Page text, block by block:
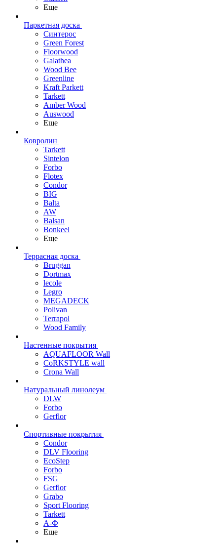
Еще
Паркетная доска
Синтерос
Green Forest
Floorwood
Galathea
Wood Bee
Greenline
Kraft Parkett
Tarkett
Amber Wood
Auswood
Еще
Ковролин
Tarkett
Sintelon
Forbo
Flotex
Condor
BIG
Balta
AW
Balsan
Bonkeel
Еще
Террасная доска
Bruggan
Dortmax
lecole
Legro
MEGADECK
Polivan
Terrapol
Wood Family
Настенные покрытия
AQUAFLOOR Wall
CoRKSTYLE wall
Crona Wall
Натуральный линолеум
DLW
Forbo
Gerflor
Спортивные покрытия
Condor
DLV Flooring
EcoStep
Forbo
FSG
Gerflor
Grabo
Sport Flooring
Tarkett
А-Ф
Еще